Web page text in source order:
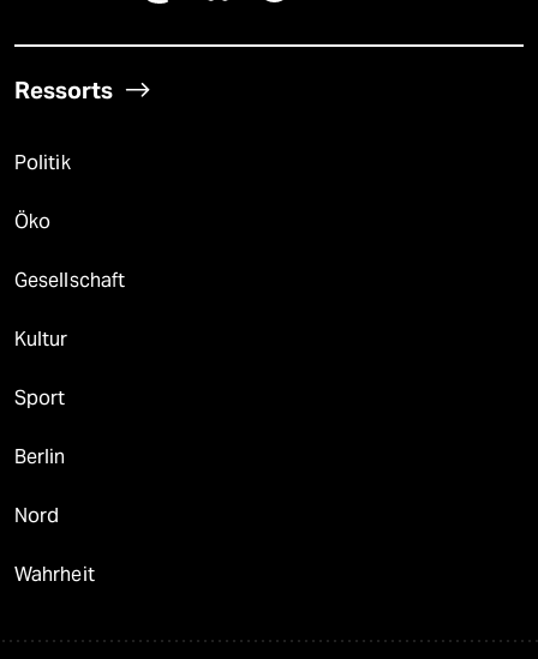
Ressorts
Politik
Öko
Gesellschaft
Kultur
Sport
Berlin
Nord
Wahrheit